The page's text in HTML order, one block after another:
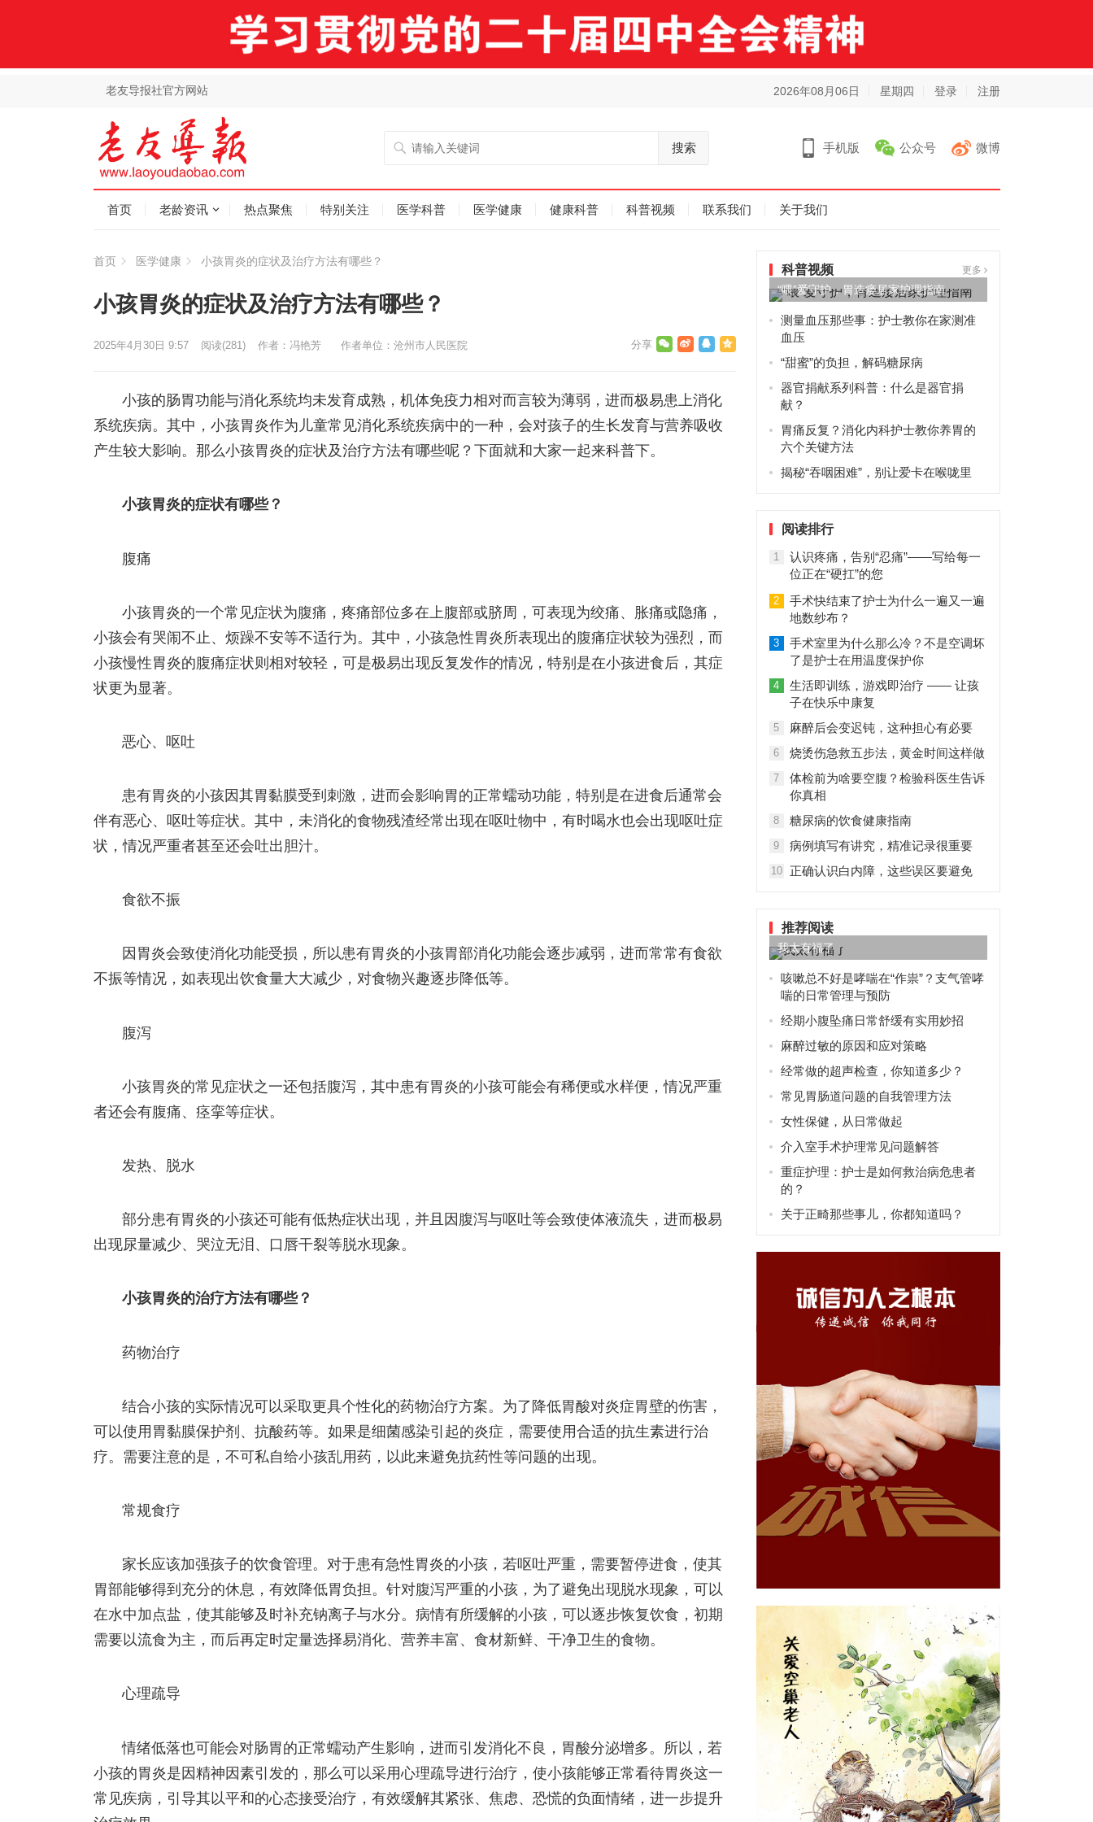
老友导报社官方网站 2026年08月06日 星期四 登录 注册
搜索 手机版 公众号 微博
首页 老龄资讯 热点聚焦 特别关注 医学科普 医学健康 健康科普 科普视频 联系我们 关于我们
首页 医学健康 小孩胃炎的症状及治疗方法有哪些？
小孩胃炎的症状及治疗方法有哪些？
作者：冯艳芳 作者单位：沧州市人民医院
2025年4月30日 9:57 阅读(281)
小孩的肠胃功能与消化系统均未发育成熟，机体免疫力相对而言较为薄弱，进而极易患上消化
系统疾病。其中，小孩胃炎作为儿童常见消化系统疾病中的一种，会对孩子的生长发育与营养吸收
产生较大影响。那么小孩胃炎的症状及治疗方法有哪些呢？下面就和大家一起来科普下。
小孩胃炎的症状有哪些？
腹痛
小孩胃炎的一个常见症状为腹痛，疼痛部位多在上腹部或脐周，可表现为绞痛、胀痛或隐痛，
小孩会有哭闹不止、烦躁不安等不适行为。其中，小孩急性胃炎所表现出的腹痛症状较为强烈，而
小孩慢性胃炎的腹痛症状则相对较轻，可是极易出现反复发作的情况，特别是在小孩进食后，其症
状更为显著。
恶心、呕吐
患有胃炎的小孩因其胃黏膜受到刺激，进而会影响胃的正常蠕动功能，特别是在进食后通常会
伴有恶心、呕吐等症状。其中，未消化的食物残渣经常出现在呕吐物中，有时喝水也会出现呕吐症
状，情况严重者甚至还会吐出胆汁。
食欲不振
因胃炎会致使消化功能受损，所以患有胃炎的小孩胃部消化功能会逐步减弱，进而常常有食欲
不振等情况，如表现出饮食量大大减少，对食物兴趣逐步降低等。
腹泻
小孩胃炎的常见症状之一还包括腹泻，其中患有胃炎的小孩可能会有稀便或水样便，情况严重
者还会有腹痛、痉挛等症状。
发热、脱水
部分患有胃炎的小孩还可能有低热症状出现，并且因腹泻与呕吐等会致使体液流失，进而极易
出现尿量减少、哭泣无泪、口唇干裂等脱水现象。
小孩胃炎的治疗方法有哪些？
药物治疗
结合小孩的实际情况可以采取更具个性化的药物治疗方案。为了降低胃酸对炎症胃壁的伤害，
可以使用胃黏膜保护剂、抗酸药等。如果是细菌感染引起的炎症，需要使用合适的抗生素进行治
疗。需要注意的是，不可私自给小孩乱用药，以此来避免抗药性等问题的出现。
常规食疗
家长应该加强孩子的饮食管理。对于患有急性胃炎的小孩，若呕吐严重，需要暂停进食，使其
胃部能够得到充分的休息，有效降低胃负担。针对腹泻严重的小孩，为了避免出现脱水现象，可以
在水中加点盐，使其能够及时补充钠离子与水分。病情有所缓解的小孩，可以逐步恢复饮食，初期
需要以流食为主，而后再定时定量选择易消化、营养丰富、食材新鲜、干净卫生的食物。
心理疏导
情绪低落也可能会对肠胃的正常蠕动产生影响，进而引发消化不良，胃酸分泌增多。所以，若
小孩的胃炎是因精神因素引发的，那么可以采用心理疏导进行治疗，使小孩能够正常看待胃炎这一
常见疾病，引导其以平和的心态接受治疗，有效缓解其紧张、焦虑、恐慌的负面情绪，进一步提升
科普视频 更多
“喂”爱守护，胃造瘘居家护理指南
测量血压那些事：护士教你在家测准
血压
“甜蜜”的负担，解码糖尿病
器官捐献系列科普：什么是器官捐
献？
胃痛反复？消化内科护士教你养胃的
六个关键方法
揭秘“吞咽困难”，别让爱卡在喉咙里
阅读排行
1
认识疼痛，告别“忍痛”——写给每一
位正在“硬扛”的您
2
手术快结束了护士为什么一遍又一遍
地数纱布？
3
手术室里为什么那么冷？不是空调坏
了是护士在用温度保护你
4
生活即训练，游戏即治疗 —— 让孩
子在快乐中康复
5 麻醉后会变迟钝，这种担心有必要
6 烧烫伤急救五步法，黄金时间这样做
7
体检前为啥要空腹？检验科医生告诉
你真相
8 糖尿病的饮食健康指南
9 病例填写有讲究，精准记录很重要
10 正确认识白内障，这些误区要避免
推荐阅读
我太有福了
咳嗽总不好是哮喘在“作祟”？支气管哮
喘的日常管理与预防
经期小腹坠痛日常舒缓有实用妙招
麻醉过敏的原因和应对策略
经常做的超声检查，你知道多少？
常见胃肠道问题的自我管理方法
女性保健，从日常做起
介入室手术护理常见问题解答
重症护理：护士是如何救治病危患者
的？
关于正畸那些事儿，你都知道吗？